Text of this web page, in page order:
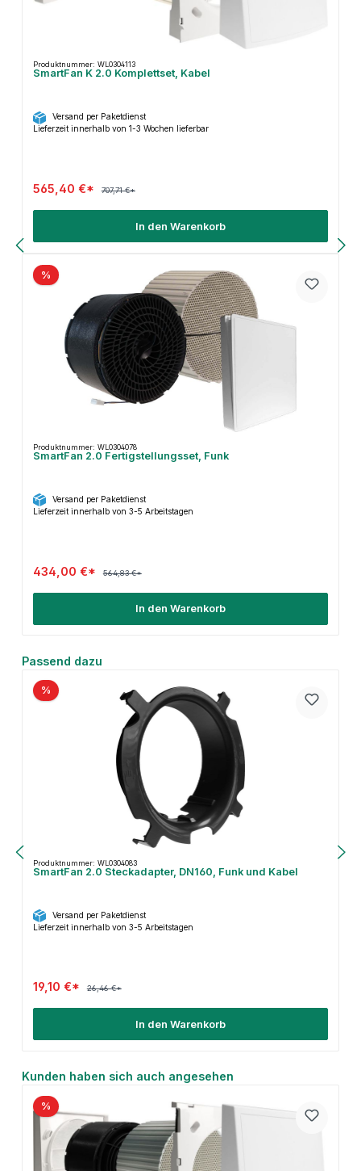
Produktnummer: WL0304113
SmartFan K 2.0 Komplettset, Kabel
Versand per Paketdienst
Lieferzeit innerhalb von 1-3 Wochen lieferbar
565,40 €* 707,71 €*
In den Warenkorb
%
Produktnummer: WL0304078
SmartFan 2.0 Fertigstellungsset, Funk
Versand per Paketdienst
Lieferzeit innerhalb von 3-5 Arbeitstagen
434,00 €* 564,83 €*
In den Warenkorb
Produktgalerie überspringen
Passend dazu
%
Produktnummer: WL0304083
SmartFan 2.0 Steckadapter, DN160, Funk und Kabel
Versand per Paketdienst
Lieferzeit innerhalb von 3-5 Arbeitstagen
19,10 €* 26,46 €*
In den Warenkorb
Produktgalerie überspringen
Kunden haben sich auch angesehen
%